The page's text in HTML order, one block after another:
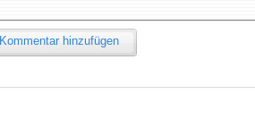
Kommentar hinzufügen